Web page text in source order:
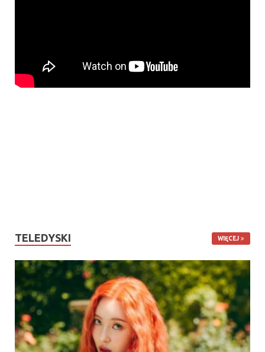
TELEDYSKI WIĘCEJ